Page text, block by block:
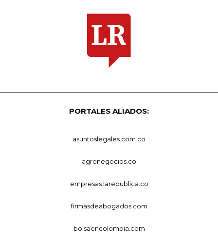
PORTALES ALIADOS:
asuntoslegales.com.co
agronegocios.co
empresas.larepublica.co
firmasdeabogados.com
bolsaencolombia.com